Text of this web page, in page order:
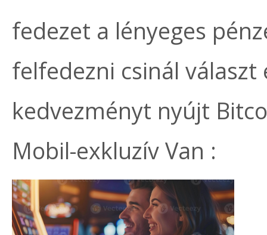
fedezet a lényeges
felfedezni csinál
kedvezményt nyújt
Mobil-exkluzív Van :